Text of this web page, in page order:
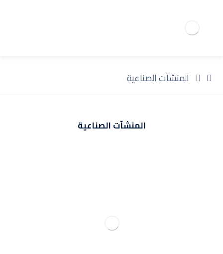
المنشآت الصناعية
المنشآت الصناعية